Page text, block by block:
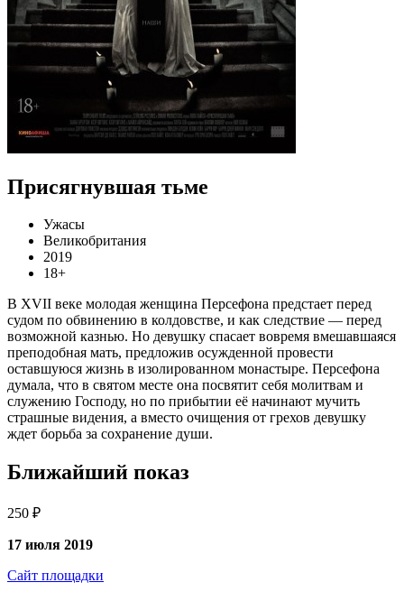
Присягнувшая тьме
Ужасы
Великобритания
2019
18+
В XVII веке молодая женщина Персефона предстает перед
судом по обвинению в колдовстве, и как следствие — перед
возможной казнью. Но девушку спасает вовремя вмешавшаяся
преподобная мать, предложив осужденной провести
оставшуюся жизнь в изолированном монастыре. Персефона
думала, что в святом месте она посвятит себя молитвам и
служению Господу, но по прибытии её начинают мучить
страшные видения, а вместо очищения от грехов девушку
ждет борьба за сохранение души.
Ближайший показ
250 ₽
17 июля 2019
Сайт площадки